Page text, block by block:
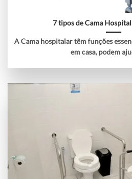
7 tipos de Cama
A Cama hospitalar têm funções
em casa, podem